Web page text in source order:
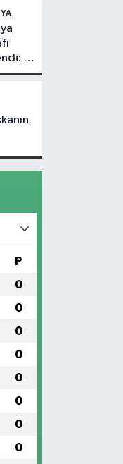
1
150
P
0
0
0
0
0
0
0
0